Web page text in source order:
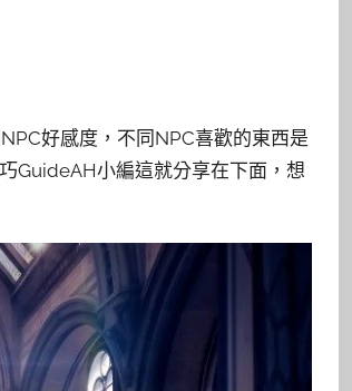
好感度，不同NPC喜歡的東西是
GuideAH小編這就分享在下面，想